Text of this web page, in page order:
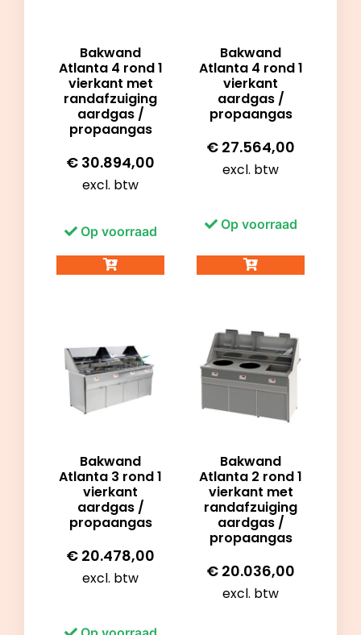
Bakwand
Atlanta 4 rond 1
vierkant met
randafzuiging
aardgas /
propaangas
€ 30.894,00
excl. btw
Op voorraad
Bakwand
Atlanta 4 rond 1
vierkant
aardgas /
propaangas
€ 27.564,00
excl. btw
Op voorraad
Bakwand
Atlanta 3 rond 1
vierkant
aardgas /
propaangas
€ 20.478,00
excl. btw
Bakwand
Atlanta 2 rond 1
vierkant met
randafzuiging
aardgas /
propaangas
€ 20.036,00
excl. btw